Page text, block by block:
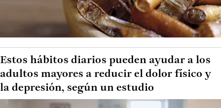
Estos hábitos diarios pueden ayudar a los
adultos mayores a reducir el dolor físico y
la depresión, según un estudio